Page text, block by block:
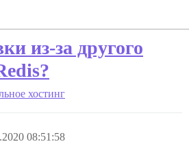
из-за другого
хостинг
08:51:58